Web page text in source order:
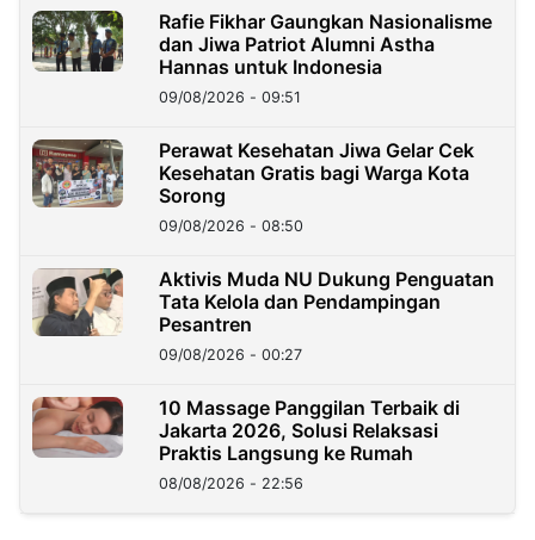
Rafie Fikhar Gaungkan Nasionalisme
dan Jiwa Patriot Alumni Astha
Hannas untuk Indonesia
09/08/2026 - 09:51
Perawat Kesehatan Jiwa Gelar Cek
Kesehatan Gratis bagi Warga Kota
Sorong
09/08/2026 - 08:50
Aktivis Muda NU Dukung Penguatan
Tata Kelola dan Pendampingan
Pesantren
09/08/2026 - 00:27
10 Massage Panggilan Terbaik di
Jakarta 2026, Solusi Relaksasi
Praktis Langsung ke Rumah
08/08/2026 - 22:56